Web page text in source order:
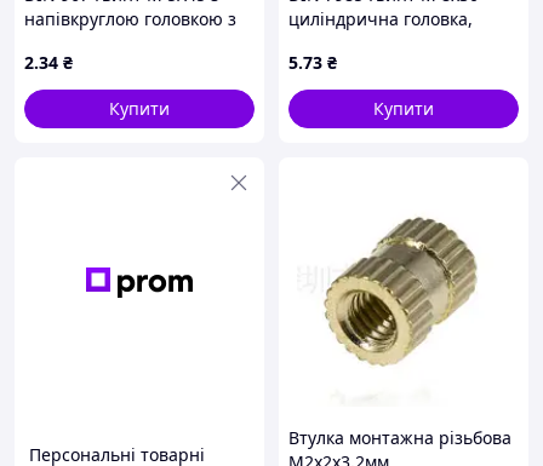
напівкруглою головкою з
4.6, оцинкований
2.34 ₴
Купити
циліндрична головка,
5.73 ₴
Купити
Персональні товарні
Втулка монтажна різьбова